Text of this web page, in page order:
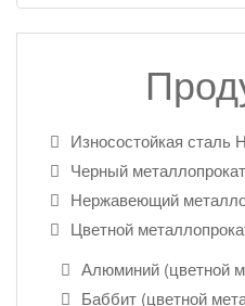
Износостойкая сталь
Черный металлопрокат
Нержавеющий
Цветной
Алюминий (цветной
Баббит (цветной